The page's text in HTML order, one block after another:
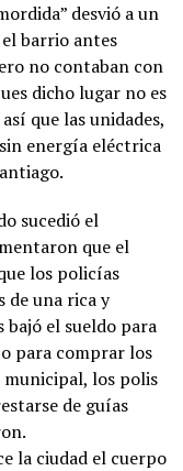
desvió a un
barrio antes
no contaban con
dicho lugar no es
que las unidades,
energía eléctrica
sucedió el
que el
los policías
de una rica y
bajó el sueldo para
para comprar los
municipal, los polis
de guías
la ciudad el cuerpo